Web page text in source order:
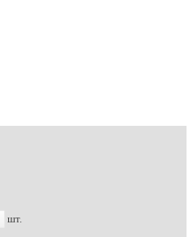
шт.